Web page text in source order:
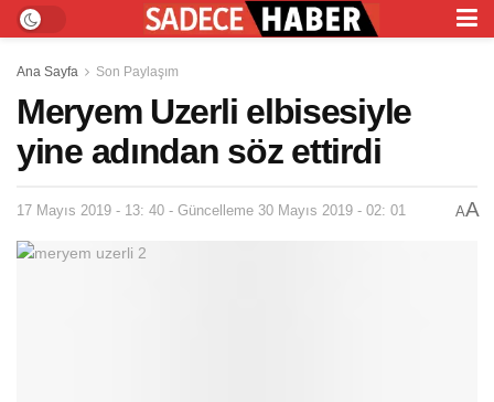
Ana Sayfa Son Paylaşım
Meryem Uzerli elbisesiyle
yine adından söz ettirdi
17 Mayıs 2019 - 13: 40 - Güncelleme 30 Mayıs 2019 - 02: 01 AA